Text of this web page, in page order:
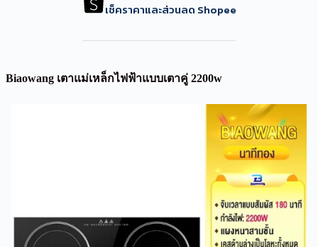
เช็คราคาและส่วนลด Shopee
Biaowang เตาแม่เหล็กไฟฟ้าแบบเตาคู่ 2200w